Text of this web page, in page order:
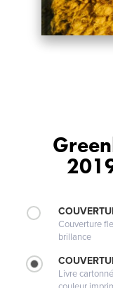
Couverture
brillance
Livre